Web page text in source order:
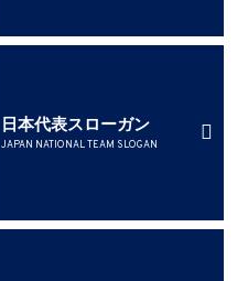
日本代表スローガン
JAPAN NATIONAL TEAM SLOGAN